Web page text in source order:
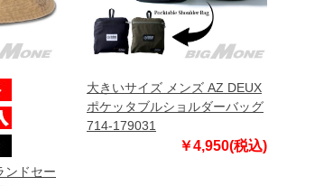
ンドセー
大きいサイズ メンズ AZ DEUX
ポケッタブルショルダーバッグ
714-179031
￥4,950(税込)